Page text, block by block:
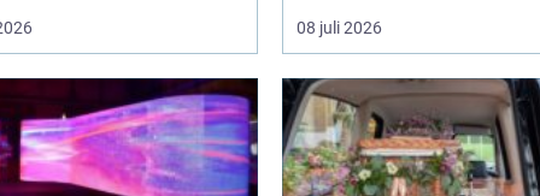
08 juli 2026